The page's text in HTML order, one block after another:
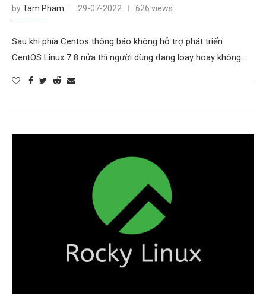
byTam Pham 29-07-2022 626 views
Sau khi phía Centos thông báo không hỗ trợ phát triển
CentOS Linux 7 8 nửa thì người dùng đang loay hoay không…